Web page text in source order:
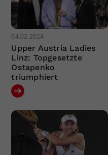
04.02.2024
Upper Austria Ladies
Linz: Topgesetzte
Ostapenko
triumphiert